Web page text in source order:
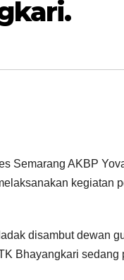
Semarang AKBP
kegiatan
disambut dewan
Bhayangkari sedang